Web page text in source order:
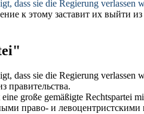
dass sie die Regierung verlassen
к этому заставит их выйти из
dass sie die Regierung verlassen
правительства.
große gemäßigte Rechtspartei
право- и левоцентристскими